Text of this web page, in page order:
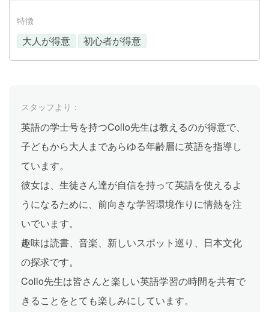
特徴
大人が得意 初心者が得意
スタッフより：
英語の学士号を持つCollo先生は教えるのが得意で、
子どもから大人まであらゆる年齢層に英語を指導し
ています。
彼女は、生徒さん達が自信を持って英語を使えるよ
うになるために、前向きな学習環境作りに情熱を注
いでいます。
趣味は読書、音楽、新しいスポット巡り、日本文化
の探求です。
Collo先生は皆さんと楽しい英語学習の時間を共有で
きることをとても楽しみにしています。